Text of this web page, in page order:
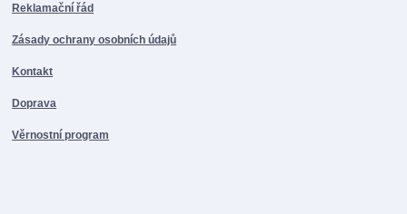
Reklamační řád
Zásady ochrany osobních údajů
Kontakt
Doprava
Věrnostní program